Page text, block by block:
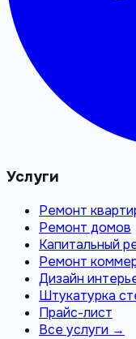
Услуги
Ремонт
Ремонт домов
Капитальный
Ремонт
Дизайн
Штукатурка
Прайс-лист
Все услуги →